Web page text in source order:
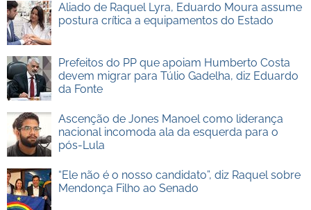
Aliado de Raquel Lyra, Eduardo Moura assume
postura crítica a equipamentos do Estado
Prefeitos do PP que apoiam Humberto Costa
devem migrar para Túlio Gadelha, diz Eduardo
da Fonte
Ascenção de Jones Manoel como liderança
nacional incomoda ala da esquerda para o
pós-Lula
“Ele não é o nosso candidato”, diz Raquel sobre
Mendonça Filho ao Senado